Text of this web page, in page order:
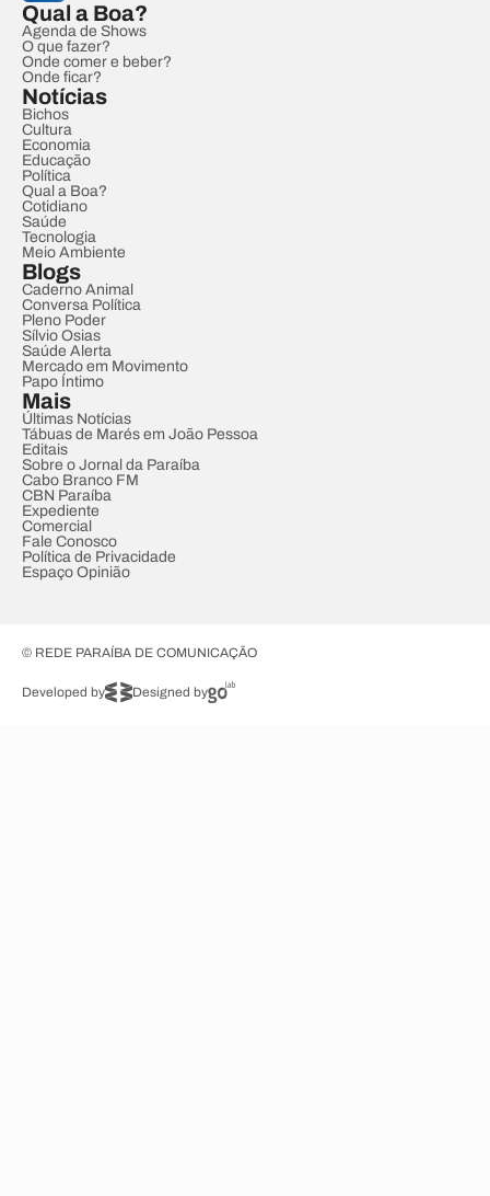
Qual a Boa?
Agenda de Shows
O que fazer?
Onde comer e beber?
Onde ficar?
Notícias
Bichos
Cultura
Economia
Educação
Política
Qual a Boa?
Cotidiano
Saúde
Tecnologia
Meio Ambiente
Blogs
Caderno Animal
Conversa Política
Pleno Poder
Sílvio Osias
Saúde Alerta
Mercado em Movimento
Papo Íntimo
Mais
Últimas Notícias
Tábuas de Marés em João Pessoa
Editais
Sobre o Jornal da Paraíba
Cabo Branco FM
CBN Paraíba
Expediente
Comercial
Fale Conosco
Política de Privacidade
Espaço Opinião
© REDE PARAÍBA DE COMUNICAÇÃO
Developed by Designed by